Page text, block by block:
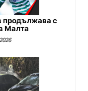
продължава с
Малта